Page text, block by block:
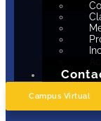
Campus Virtual